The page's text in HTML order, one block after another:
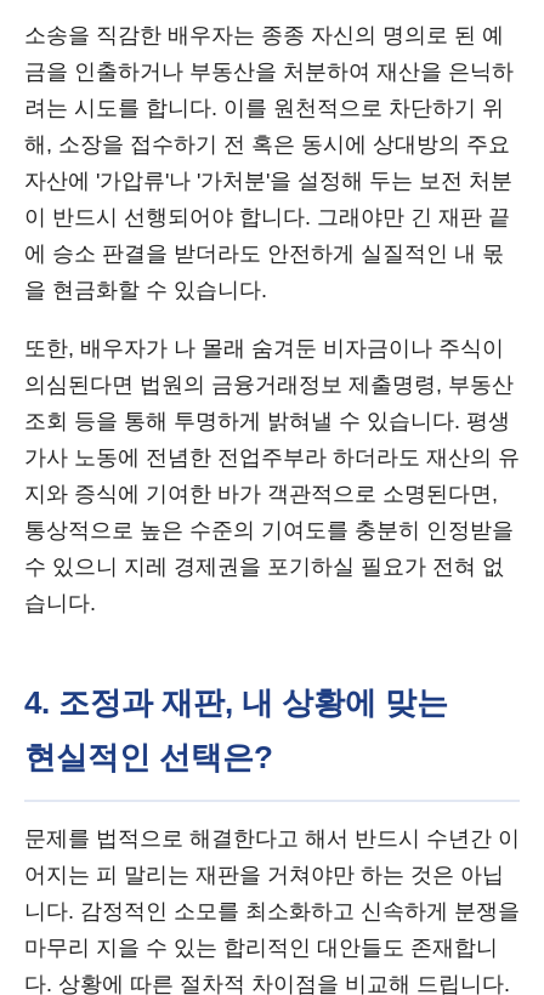
소송을 직감한 배우자는 종종 자신의 명의로 된 예
금을 인출하거나 부동산을 처분하여 재산을 은닉하
려는 시도를 합니다. 이를 원천적으로 차단하기 위
해, 소장을 접수하기 전 혹은 동시에 상대방의 주요
자산에 '가압류'나 '가처분'을 설정해 두는 보전 처분
이 반드시 선행되어야 합니다. 그래야만 긴 재판 끝
에 승소 판결을 받더라도 안전하게 실질적인 내 몫
을 현금화할 수 있습니다.
또한, 배우자가 나 몰래 숨겨둔 비자금이나 주식이
의심된다면 법원의 금융거래정보 제출명령, 부동산
조회 등을 통해 투명하게 밝혀낼 수 있습니다. 평생
가사 노동에 전념한 전업주부라 하더라도 재산의 유
지와 증식에 기여한 바가 객관적으로 소명된다면,
통상적으로 높은 수준의 기여도를 충분히 인정받을
수 있으니 지레 경제권을 포기하실 필요가 전혀 없
습니다.
4. 조정과 재판, 내 상황에 맞는
현실적인 선택은?
문제를 법적으로 해결한다고 해서 반드시 수년간 이
어지는 피 말리는 재판을 거쳐야만 하는 것은 아닙
니다. 감정적인 소모를 최소화하고 신속하게 분쟁을
마무리 지을 수 있는 합리적인 대안들도 존재합니
다. 상황에 따른 절차적 차이점을 비교해 드립니다.